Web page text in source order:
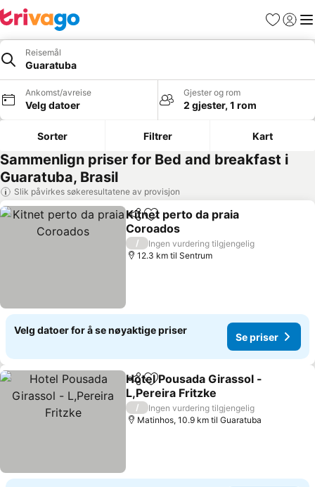
Favoritter
Logg
Reisemål
Guaratuba
Ankomst/avreise
Velg datoer
Gjester og rom
2 gjester, 1 rom
Sorter Filtrer Kart
Sammenlign priser for Bed and breakfast i
Guaratuba, Brasil
Slik påvirkes søkeresultatene av provisjon
Del Legg til i favoritter
Kitnet perto da praia
Coroados
Se priser
/
Ingen vurdering tilgjengelig
12.3 km til Sentrum
Velg datoer for å se nøyaktige priser
Se priser
Del Legg til i favoritter
Hotel Pousada Girassol -
L,Pereira Fritzke
Se priser
/
Ingen vurdering tilgjengelig
Matinhos, 10.9 km til Guaratuba